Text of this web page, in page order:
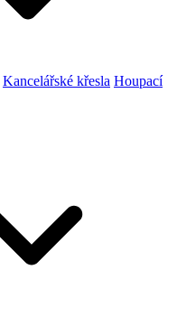
Kancelářské křesla Houpací